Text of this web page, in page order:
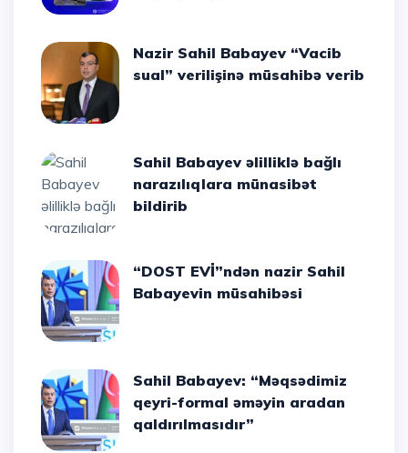
Nazir Sahil Babayev “Vacib
sual” verilişinə müsahibə verib
Sahil Babayev əlilliklə bağlı
narazılıqlara münasibət
bildirib
“DOST EVİ”ndən nazir Sahil
Babayevin müsahibəsi
Sahil Babayev: “Məqsədimiz
qeyri-formal əməyin aradan
qaldırılmasıdır”